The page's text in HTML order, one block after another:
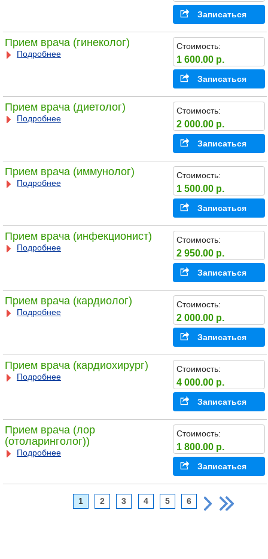
Записаться
Прием врача (гинеколог)
Подробнее
Стоимость:
1 600.00 р.
Записаться
Прием врача (диетолог)
Подробнее
Стоимость:
2 000.00 р.
Записаться
Прием врача (иммунолог)
Подробнее
Стоимость:
1 500.00 р.
Записаться
Прием врача (инфекционист)
Подробнее
Стоимость:
2 950.00 р.
Записаться
Прием врача (кардиолог)
Подробнее
Стоимость:
2 000.00 р.
Записаться
Прием врача (кардиохирург)
Подробнее
Стоимость:
4 000.00 р.
Записаться
Прием врача (лор
(отоларинголог))
Подробнее
Стоимость:
1 800.00 р.
Записаться
1 2 3 4 5 6